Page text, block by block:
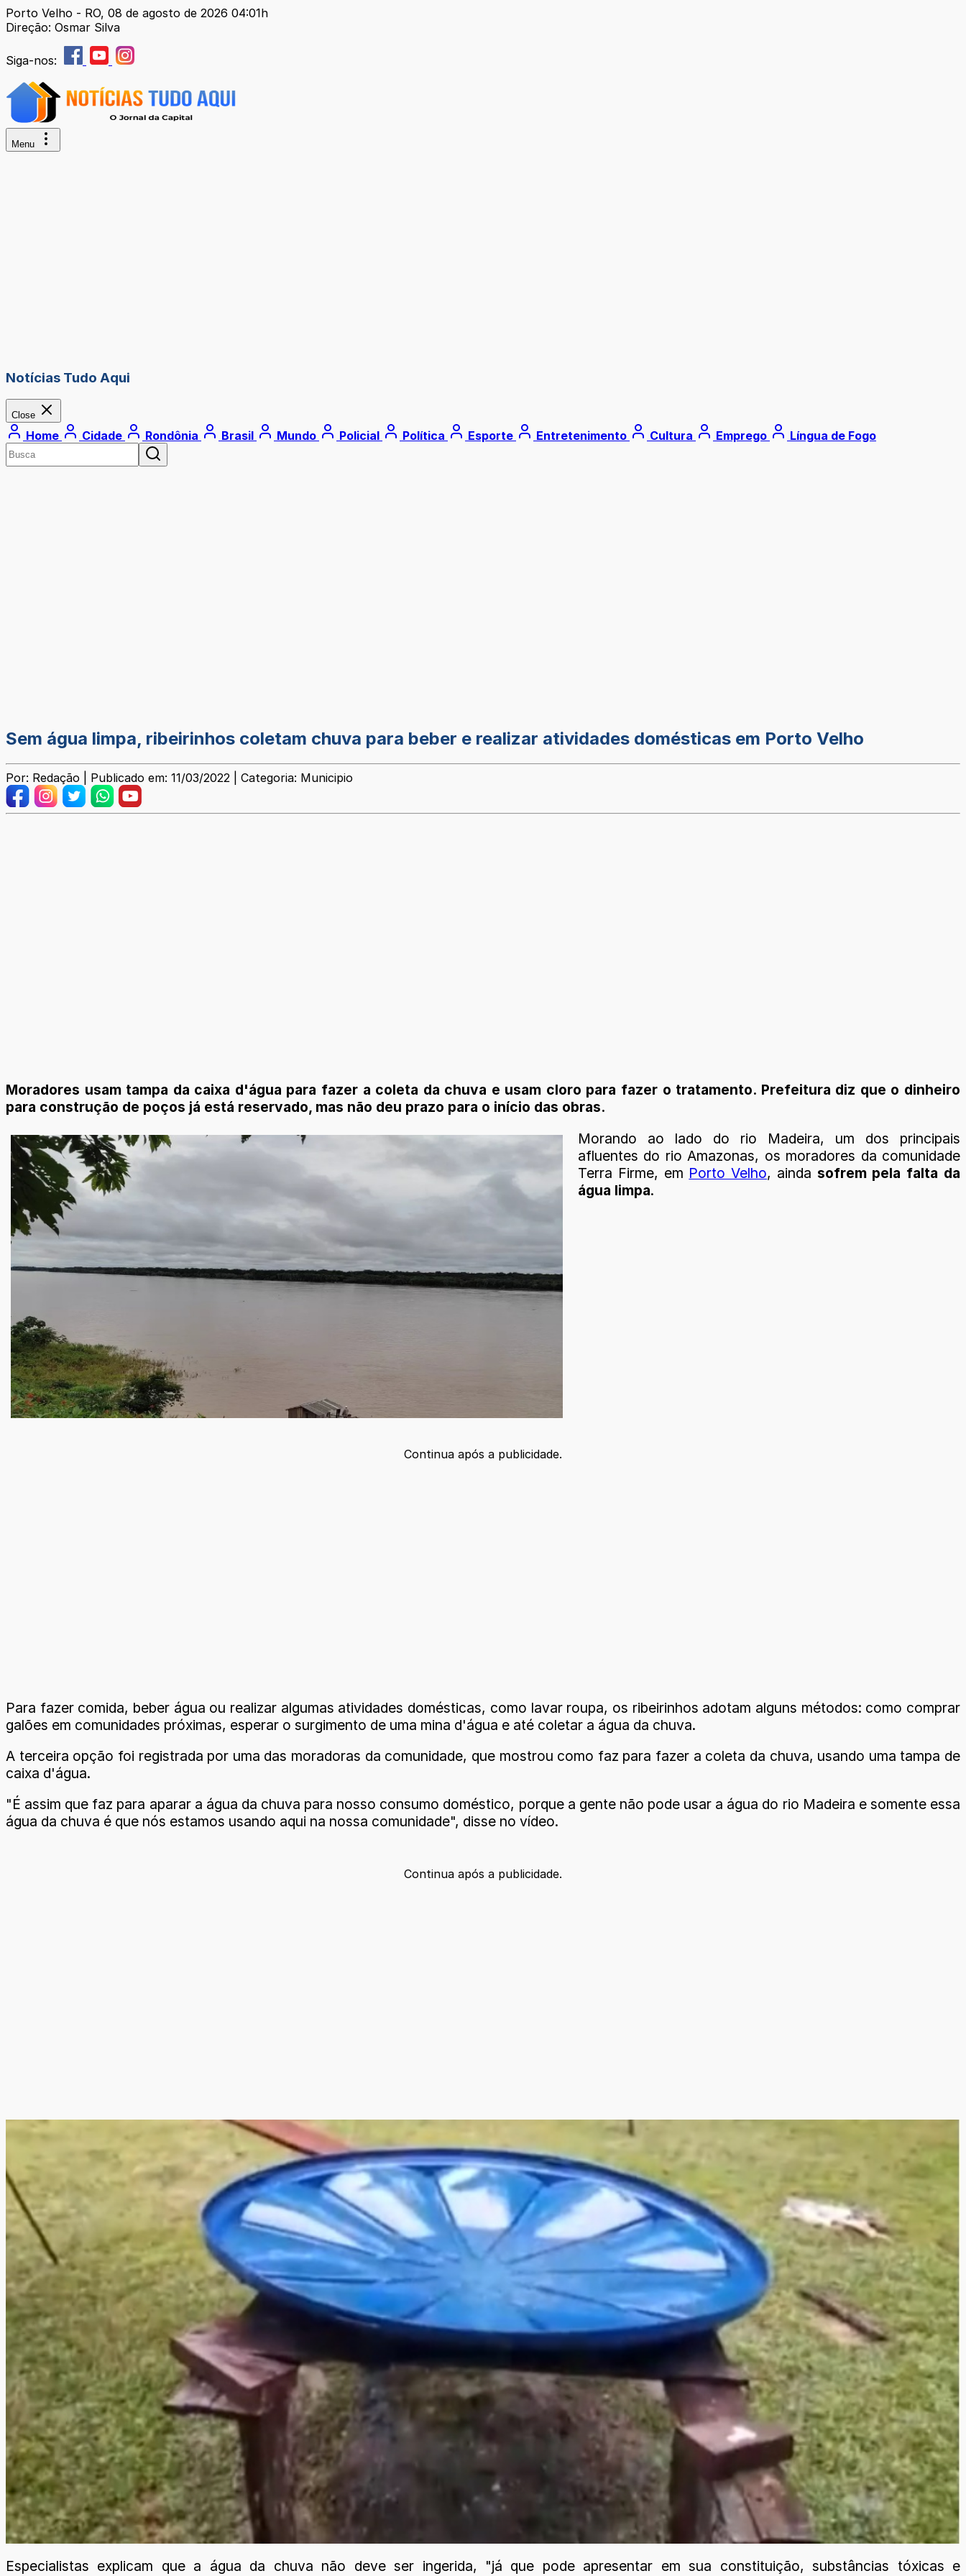
Porto Velho - RO, 08 de agosto de 2026 04:01h
Direção: Osmar Silva
Siga-nos:
Menu
Notícias Tudo Aqui
Close
Home Cidade Rondônia Brasil Mundo Policial Política Esporte Entretenimento Cultura Emprego Língua de Fogo
Sem água limpa, ribeirinhos coletam chuva para beber e realizar atividades domésticas em Porto Velho
Por: Redação | Publicado em: 11/03/2022 | Categoria: Municipio
Moradores usam tampa da caixa d'água para fazer a coleta da chuva e usam cloro para fazer o tratamento. Prefeitura diz que o dinheiro
para construção de poços já está reservado, mas não deu prazo para o início das obras.
Morando ao lado do rio Madeira, um dos principais
afluentes do rio Amazonas, os moradores da comunidade
Terra Firme, em Porto Velho, ainda sofrem pela falta da
água limpa.
Continua após a publicidade.
Para fazer comida, beber água ou realizar algumas atividades domésticas, como lavar roupa, os ribeirinhos adotam alguns métodos: como comprar
galões em comunidades próximas, esperar o surgimento de uma mina d'água e até coletar a água da chuva.
A terceira opção foi registrada por uma das moradoras da comunidade, que mostrou como faz para fazer a coleta da chuva, usando uma tampa de
caixa d'água.
"É assim que faz para aparar a água da chuva para nosso consumo doméstico, porque a gente não pode usar a água do rio Madeira e somente essa
água da chuva é que nós estamos usando aqui na nossa comunidade", disse no vídeo.
Continua após a publicidade.
Especialistas explicam que a água da chuva não deve ser ingerida, "já que pode apresentar em sua constituição, substâncias tóxicas e